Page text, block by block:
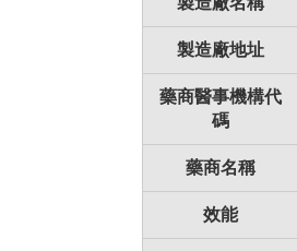
製造廠地址
藥商醫事機構代
碼
藥商名稱
效能